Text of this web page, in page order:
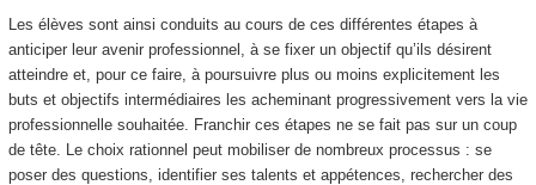
Les élèves sont ainsi conduits au cours de ces différentes étapes à
anticiper leur avenir professionnel, à se fixer un objectif qu’ils désirent
atteindre et, pour ce faire, à poursuivre plus ou moins explicitement les
buts et objectifs intermédiaires les acheminant progressivement vers la vie
professionnelle souhaitée. Franchir ces étapes ne se fait pas sur un coup
de tête. Le choix rationnel peut mobiliser de nombreux processus : se
poser des questions, identifier ses talents et appétences, rechercher des